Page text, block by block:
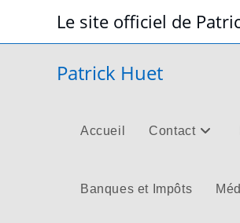
content
Le site officiel de
Patrick Huet
Accueil Contact
Banques et Impôts